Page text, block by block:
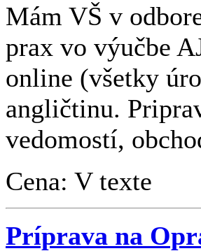
Mám VŠ v
prax vo výučbe
online (všetky
angličtinu.
vedomostí,
Cena: V texte
Príprava na